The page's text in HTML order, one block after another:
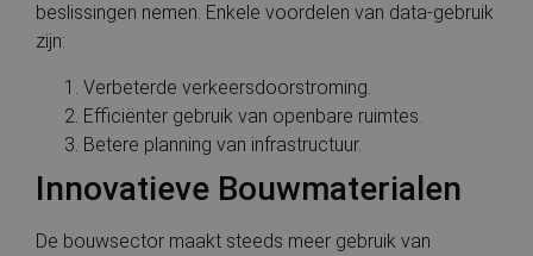
beslissingen nemen. Enkele voordelen van data-gebruik
zijn:
Verbeterde verkeersdoorstroming.
Efficiënter gebruik van openbare ruimtes.
Betere planning van infrastructuur.
Innovatieve Bouwmaterialen
De bouwsector maakt steeds meer gebruik van